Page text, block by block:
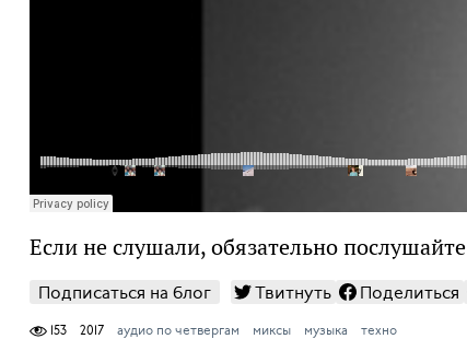
Если не слушали, обязательно послушайте
Подписаться на блог Твитнуть Поделиться
153 2017 аудио по четвергам миксы музыка техно